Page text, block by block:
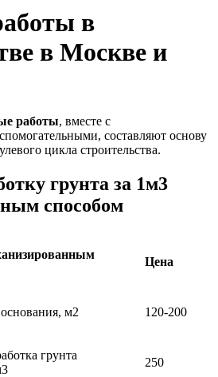
в
в Москве и
работы, вместе с
составляют основу
цикла строительства.
грунта за 1м3
способом
Цена
м2 120-200
грунта
250